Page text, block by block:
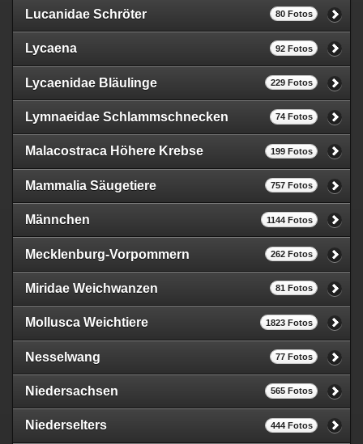
Lucanidae Schröter 80 Fotos
Lycaena 92 Fotos
Lycaenidae Bläulinge 229 Fotos
Lymnaeidae Schlammschnecken 74 Fotos
Malacostraca Höhere Krebse 199 Fotos
Mammalia Säugetiere 757 Fotos
Männchen 1144 Fotos
Mecklenburg-Vorpommern 262 Fotos
Miridae Weichwanzen 81 Fotos
Mollusca Weichtiere 1823 Fotos
Nesselwang 77 Fotos
Niedersachsen 565 Fotos
Niederselters 444 Fotos